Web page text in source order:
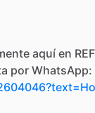
aquí en
por WhatsApp: